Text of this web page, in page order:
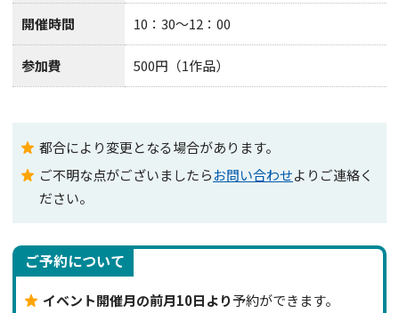
開催時間 10：30～12：00
参加費 500円（1作品）
都合により変更となる場合があります。
ご不明な点がございましたらお問い合わせよりご連絡く
ださい。
ご予約について
イベント開催月の前月10日より予約ができます。